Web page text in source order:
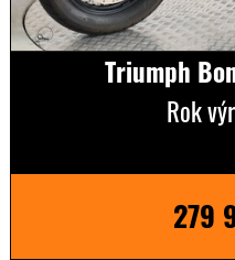
Triumph
Rok
279